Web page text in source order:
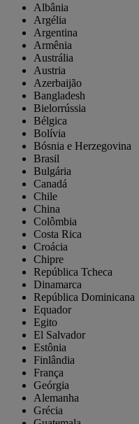
Albânia
Argélia
Argentina
Armênia
Austrália
Austria
Azerbaijão
Bangladesh
Bielorrússia
Bélgica
Bolívia
Bósnia e Herzegovina
Brasil
Bulgária
Canadá
Chile
China
Colômbia
Costa Rica
Croácia
Chipre
República Tcheca
Dinamarca
República Dominicana
Equador
Egito
El Salvador
Estônia
Finlândia
França
Geórgia
Alemanha
Grécia